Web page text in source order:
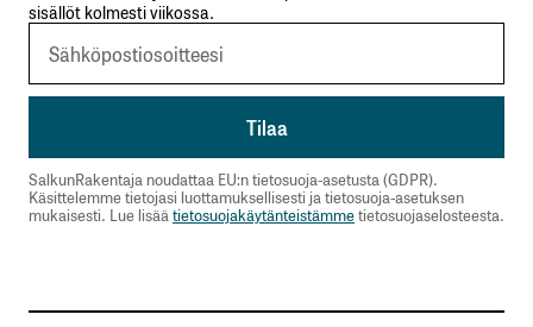
kentät on merkitty
Kommentti*
Nimesi tai nimimerkkisi*
Sähköpostiosoitteesi*
sisällöt kolmesti viikossa.
SalkunRakentaja noudattaa EU:n tietosuoja-asetusta (GDPR).
Käsittelemme tietojasi luottamuksellisesti ja tietosuoja-asetuksen
mukaisesti. Lue lisää tietosuojakäytänteistämmetietosuojaselosteesta.